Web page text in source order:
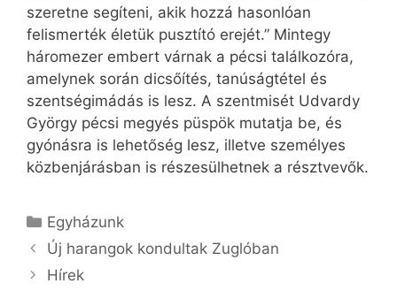
szeretne segíteni, akik hozzá hasonlóan
felismerték életük pusztító erejét.” Mintegy
háromezer embert várnak a pécsi találkozóra,
amelynek során dicsőítés, tanúságtétel és
szentségimádás is lesz. A szentmisét Udvardy
György pécsi megyés püspök mutatja be, és
gyónásra is lehetőség lesz, illetve személyes
közbenjárásban is részesülhetnek a résztvevők.
Kategória
Egyházunk
Új harangok kondultak Zuglóban
Hírek